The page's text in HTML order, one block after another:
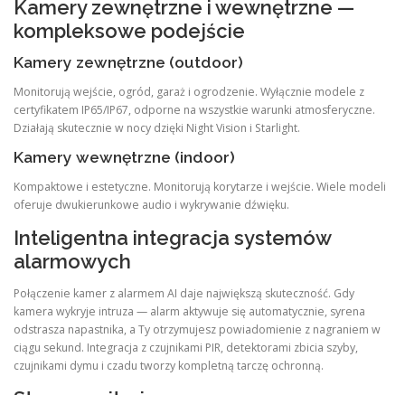
Kamery zewnętrzne i wewnętrzne —
kompleksowe podejście
Kamery zewnętrzne (outdoor)
Monitorują wejście, ogród, garaż i ogrodzenie. Wyłącznie modele z
certyfikatem IP65/IP67, odporne na wszystkie warunki atmosferyczne.
Działają skutecznie w nocy dzięki Night Vision i Starlight.
Kamery wewnętrzne (indoor)
Kompaktowe i estetyczne. Monitorują korytarze i wejście. Wiele modeli
oferuje dwukierunkowe audio i wykrywanie dźwięku.
Inteligentna integracja systemów
alarmowych
Połączenie kamer z alarmem AI daje największą skuteczność. Gdy
kamera wykryje intruza — alarm aktywuje się automatycznie, syrena
odstrasza napastnika, a Ty otrzymujesz powiadomienie z nagraniem w
ciągu sekund. Integracja z czujnikami PIR, detektorami zbicia szyby,
czujnikami dymu i czadu tworzy kompletną tarczę ochronną.